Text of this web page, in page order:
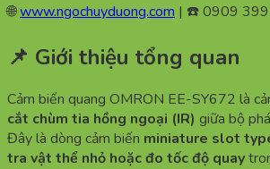
🌐www.ngochuyduong.com | ☎️ 0909
📌 Giới thiệu tổng quan
Cảm biến quang OMRON EE-SY672 là
cắt chùm tia hồng ngoại (IR) giữa bộ
Đây là dòng cảm biến miniature slot
tra vật thể nhỏ hoặc đo tốc độ quay